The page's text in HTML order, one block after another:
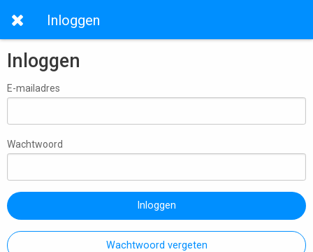
Inloggen
Inloggen
E-mailadres
Wachtwoord
Inloggen
Wachtwoord vergeten